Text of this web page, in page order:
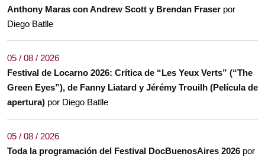
Anthony Maras con Andrew Scott y Brendan Fraser por
Diego Batlle
05 / 08 / 2026
Festival de Locarno 2026: Crítica de “Les Yeux Verts” (“The
Green Eyes”), de Fanny Liatard y Jérémy Trouilh (Película de
apertura) por Diego Batlle
05 / 08 / 2026
Toda la programación del Festival DocBuenosAires 2026 por